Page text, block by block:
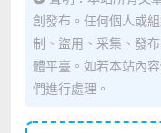
創發布。任何個人或
制、盜用、采集、發
體平臺。如若本站內
們進行處理。